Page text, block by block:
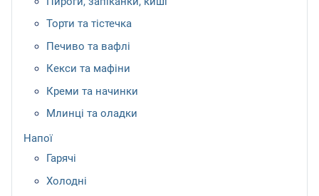
Торти та тістечка
Печиво та вафлі
Кекси та мафіни
Креми та начинки
Млинці та оладки
Напої
Гарячі
Холодні